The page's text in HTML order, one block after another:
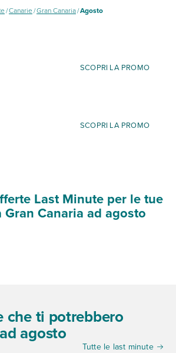
/Canarie/Gran Canaria/Agosto
SCOPRI LA PROMO
SCOPRI LA PROMO
Last Minute per le tue
Gran Canaria ad agosto
che ti potrebbero
agosto
Tutte le last minute